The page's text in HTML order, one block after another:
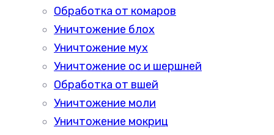
Обработка от комаров
Уничтожение блох
Уничтожение мух
Уничтожение ос и шершней
Обработка от вшей
Уничтожение моли
Уничтожение мокриц